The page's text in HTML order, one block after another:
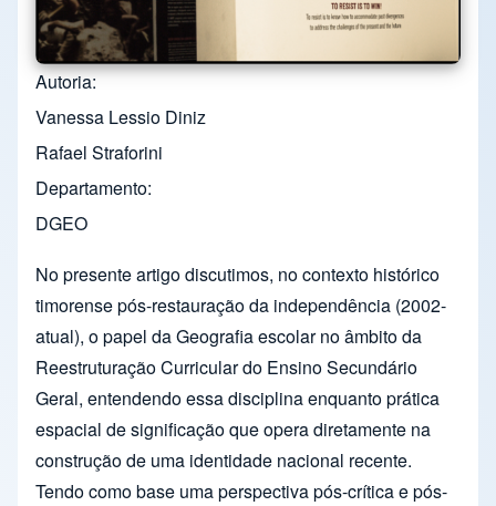
Autoria
Vanessa Lessio Diniz
Rafael Straforini
Departamento
DGEO
No presente artigo discutimos, no contexto histórico
timorense pós-restauração da independência (2002-
atual), o papel da Geografia escolar no âmbito da
Reestruturação Curricular do Ensino Secundário
Geral, entendendo essa disciplina enquanto prática
espacial de significação que opera diretamente na
construção de uma identidade nacional recente.
Tendo como base uma perspectiva pós-crítica e pós-